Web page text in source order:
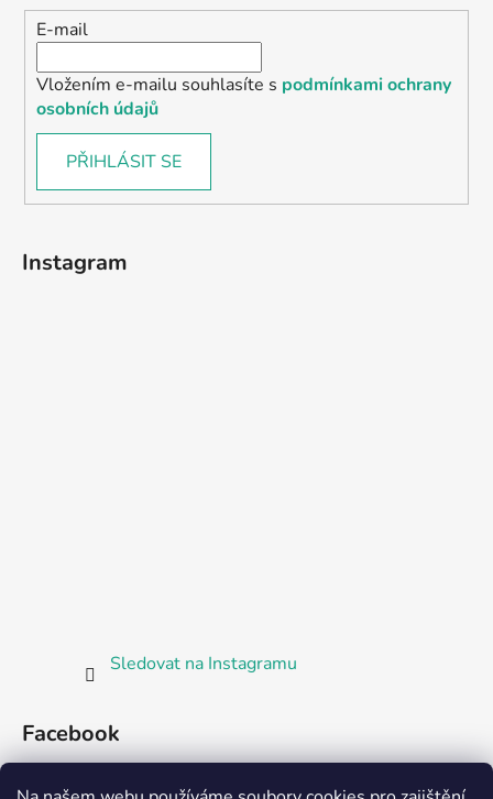
E-mail
Vložením e-mailu souhlasíte s podmínkami ochrany
osobních údajů
PŘIHLÁSIT SE
Instagram
Sledovat na Instagramu
Facebook